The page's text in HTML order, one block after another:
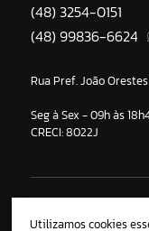
(48) 3254-0151
(48) 99836-6624
Rua Pref. João
Seg à Sex - 09h às
CRECI: 8022J
marketing estratégico,
Utilizamos cookies